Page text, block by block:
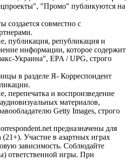
"Промо" публикуются на
создается совместно с
публикация, републикация и
информации, которое содержит
Украина", EPA / UPG, строго
в разделе Я- Корреспондент
перепечатка и воспроизведение
материалов,
Getty Images, строго
предназначены для
Участие в азартных играх
зависимость. Соблюдайте
ответственной игры. При